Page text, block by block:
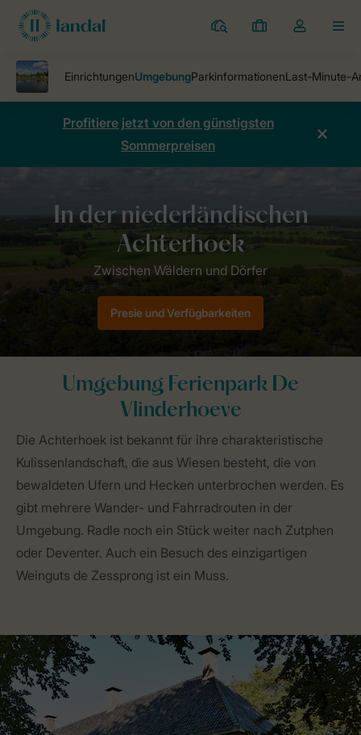
Ferienparks
Meine
Dropdown-
öffnen
Profitiere jetzt von den günstigsten
Sommerpreisen
Ferienparks Ferienpark De Vlinderhoeve Umgebung
Presie und Verfügbarkeiten
Umgebung Ferienpark De
Vlinderhoeve
Die Achterhoek ist bekannt für ihre charakteristische
Kulissenlandschaft, die aus Wiesen besteht, die von
bewaldeten Ufern und Hecken unterbrochen werden. Es
gibt mehrere Wander- und Fahrradrouten in der
Umgebung. Radle noch ein Stück weiter nach Zutphen
oder Deventer. Auch ein Besuch des einzigartigen
Weinguts de Zessprong ist ein Muss.